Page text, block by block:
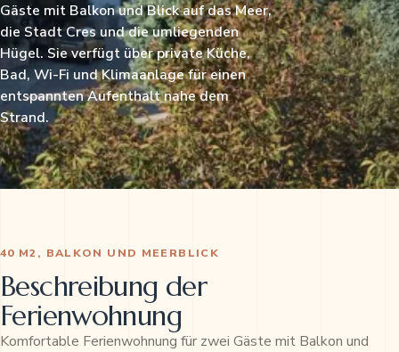
Gäste mit Balkon und Blick auf das Meer,
die Stadt Cres und die umliegenden
Hügel. Sie verfügt über private Küche,
Bad, Wi-Fi und Klimaanlage für einen
entspannten Aufenthalt nahe dem
Strand.
40 M2, BALKON UND MEERBLICK
Beschreibung der
Ferienwohnung
Komfortable Ferienwohnung für zwei Gäste mit Balkon und